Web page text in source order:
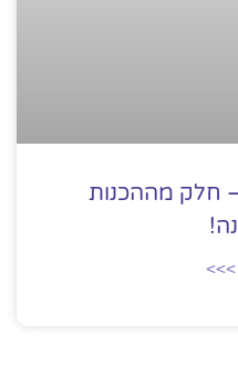
חלק מההכנות